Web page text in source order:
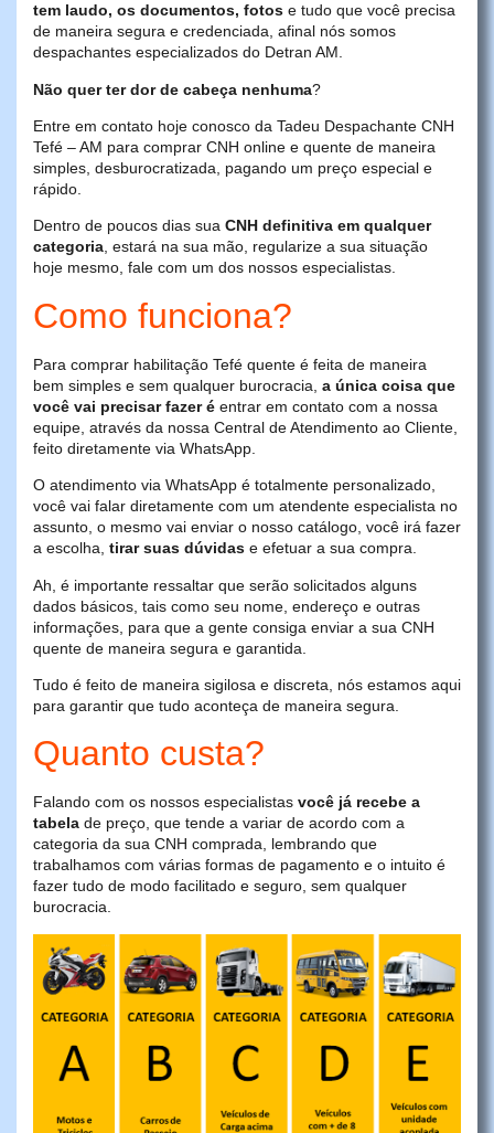
tem laudo, os documentos, fotos e tudo que você precisa
de maneira segura e credenciada, afinal nós somos
despachantes especializados do Detran AM.
Não quer ter dor de cabeça nenhuma?
Entre em contato hoje conosco da Tadeu Despachante CNH
Tefé – AM para comprar CNH online e quente de maneira
simples, desburocratizada, pagando um preço especial e
rápido.
Dentro de poucos dias sua CNH definitiva em qualquer
categoria, estará na sua mão, regularize a sua situação
hoje mesmo, fale com um dos nossos especialistas.
Como funciona?
Para comprar habilitação Tefé quente é feita de maneira
bem simples e sem qualquer burocracia, a única coisa que
você vai precisar fazer é entrar em contato com a nossa
equipe, através da nossa Central de Atendimento ao Cliente,
feito diretamente via WhatsApp.
O atendimento via WhatsApp é totalmente personalizado,
você vai falar diretamente com um atendente especialista no
assunto, o mesmo vai enviar o nosso catálogo, você irá fazer
a escolha, tirar suas dúvidas e efetuar a sua compra.
Ah, é importante ressaltar que serão solicitados alguns
dados básicos, tais como seu nome, endereço e outras
informações, para que a gente consiga enviar a sua CNH
quente de maneira segura e garantida.
Tudo é feito de maneira sigilosa e discreta, nós estamos aqui
para garantir que tudo aconteça de maneira segura.
Quanto custa?
Falando com os nossos especialistas você já recebe a
tabela de preço, que tende a variar de acordo com a
categoria da sua CNH comprada, lembrando que
trabalhamos com várias formas de pagamento e o intuito é
fazer tudo de modo facilitado e seguro, sem qualquer
burocracia.